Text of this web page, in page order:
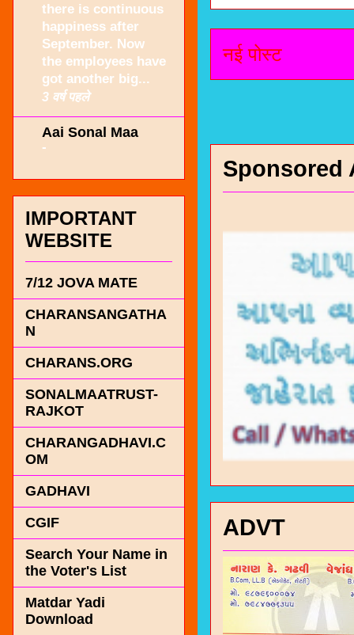
नई पोस्ट
Sponsored
ADVT
there is continuous
happiness after
September. Now
the employees have
got another big...
3 वर्ष पहले
Aai Sonal Maa
-
IMPORTANT
WEBSITE
7/12 JOVA MATE
CHARANSANGATHA
N
CHARANS.ORG
SONALMAATRUST-
RAJKOT
CHARANGADHAVI.C
OM
GADHAVI
CGIF
Search Your Name in
the Voter's List
Matdar Yadi
Download